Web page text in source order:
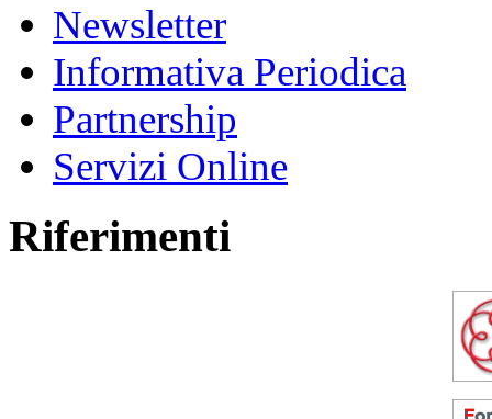
Newsletter
Informativa Periodica
Partnership
Servizi Online
Riferimenti